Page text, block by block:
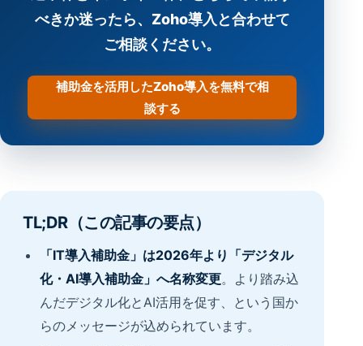
べきか迷ったら、Zoho導入と合わせて
ご相談ください。
補助金を活用したZoho導入を無料で相
談する
TL;DR（この記事の要点）
「IT導入補助金」は2026年より「デジタル
化・AI導入補助金」へ名称変更。より踏み込
んだデジタル化とAI活用を促す、という国か
らのメッセージが込められています。